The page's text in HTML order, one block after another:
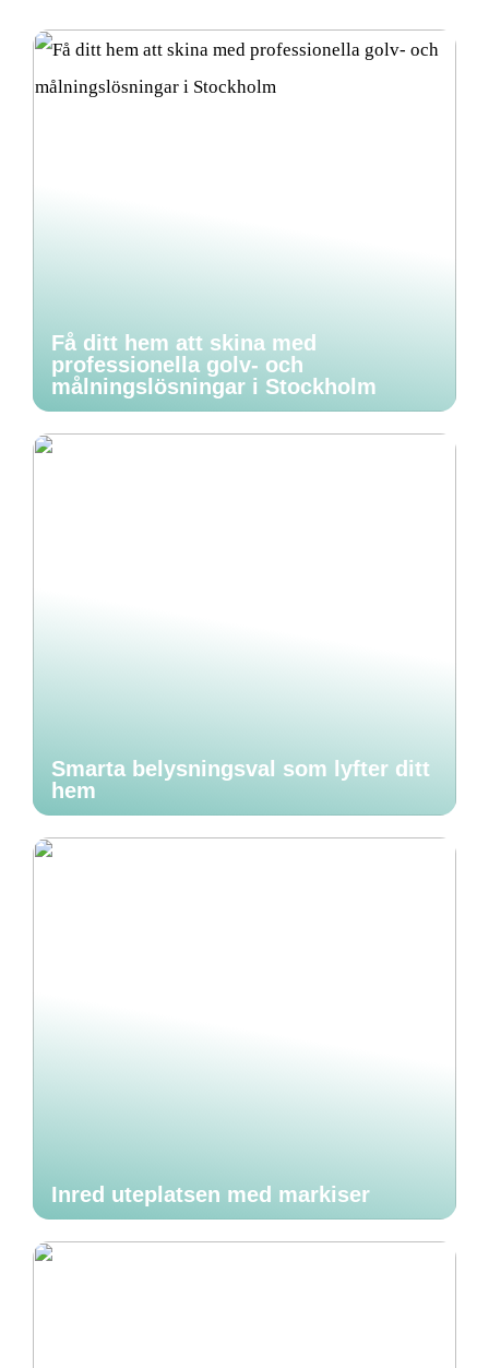
Få ditt hem att skina med
professionella golv- och
målningslösningar i Stockholm
Smarta belysningsval som lyfter ditt
hem
Inred uteplatsen med markiser